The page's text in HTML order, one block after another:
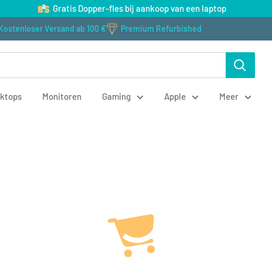
Gratis Dopper-fles bij aankoop van een laptop
Versand ab 100 € Premium Refurbished
Monitoren Gaming Apple Meer